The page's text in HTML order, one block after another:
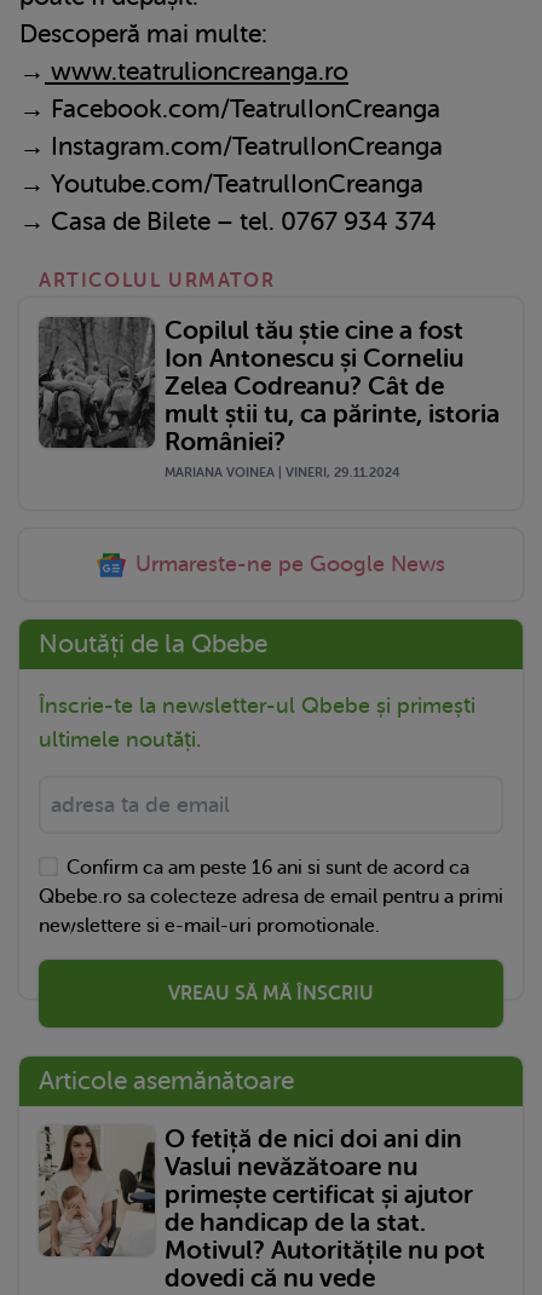
Descoperă mai multe:
→ www.teatrulioncreanga.ro
→ Facebook.com/TeatrulIonCreanga
→ Instagram.com/TeatrulIonCreanga
→ Youtube.com/TeatrulIonCreanga
→ Casa de Bilete – tel. 0767 934 374
ARTICOLUL URMATOR
Copilul tău știe cine a fost
Ion Antonescu și Corneliu
Zelea Codreanu? Cât de
mult știi tu, ca părinte, istoria
României?
MARIANA VOINEA | VINERI, 29.11.2024
Urmareste-ne pe Google News
Noutăți de la Qbebe
Înscrie-te la newsletter-ul Qbebe și primești
ultimele noutăți.
Confirm ca am peste 16 ani si sunt de acord ca
Qbebe.ro sa colecteze adresa de email pentru a primi
newslettere si e-mail-uri promotionale.
VREAU SĂ MĂ ÎNSCRIU
Articole asemănătoare
O fetiță de nici doi ani din
Vaslui nevăzătoare nu
primește certificat și ajutor
de handicap de la stat.
Motivul? Autoritățile nu pot
dovedi că nu vede